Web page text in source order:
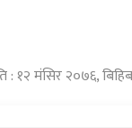
: १२ मंसिर २०७६,